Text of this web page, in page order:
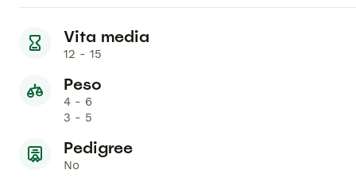
Vita media
12 - 15
Peso
4 - 6
3 - 5
Pedigree
No